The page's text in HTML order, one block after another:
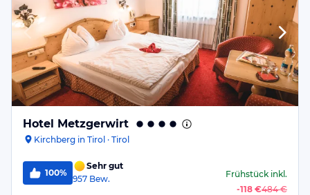
Hotel Metzgerwirt
Kirchberg in Tirol · Tirol
100%
Sehr gut
957 Bew. Frühstückinkl.
-118 €484 €